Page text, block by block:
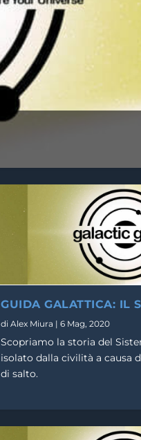
GUIDA GALATTICA: IL
diAlex Miura |6 Mag, 2020
Scopriamo la storia del
isolato dalla civilità a causa
di salto.